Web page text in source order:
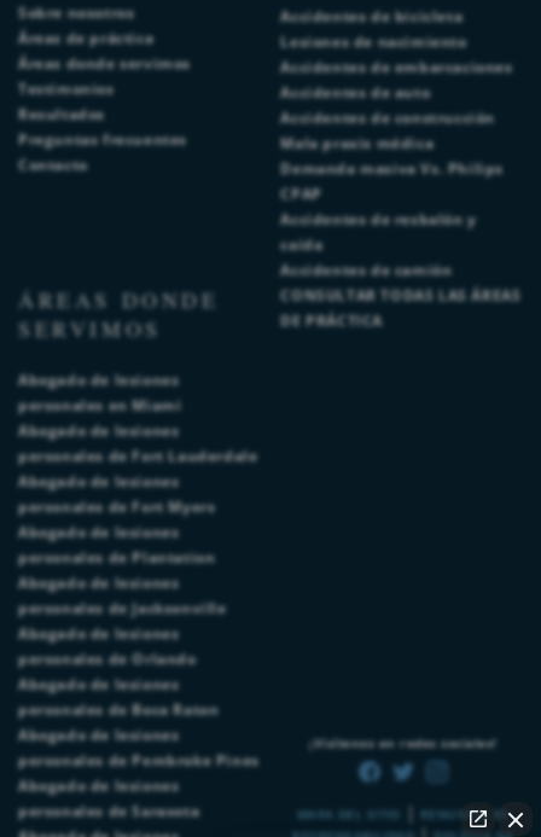
Sobre nosotros
Áreas de práctica
Áreas donde servimos
Testimonios
Resultados
Preguntas frecuentes
Contacto
Accidentes de bicicleta
Lesiones de nacimiento
Accidentes de embarcaciones
Accidentes de auto
Accidentes de construcción
Mala praxis médica
Demanda masiva Vs. Philips
CPAP
Accidentes de resbalón y
caída
Accidentes de camión
CONSULTAR TODAS LAS ÁREAS
DE PRÁCTICA
ÁREAS DONDE
SERVIMOS
Abogado de lesiones
personales en Miami
Abogado de lesiones
personales de Fort Lauderdale
Abogado de lesiones
personales de Fort Myers
Abogado de lesiones
personales de Plantation
Abogado de lesiones
personales de Jacksonville
Abogado de lesiones
personales de Orlando
Abogado de lesiones
personales de Boca Raton
Abogado de lesiones
personales de Pembroke Pines
Abogado de lesiones
personales de Sarasota
MAPA DEL SITIO
RENUNCIA DE
¡Visítenos en redes sociales!